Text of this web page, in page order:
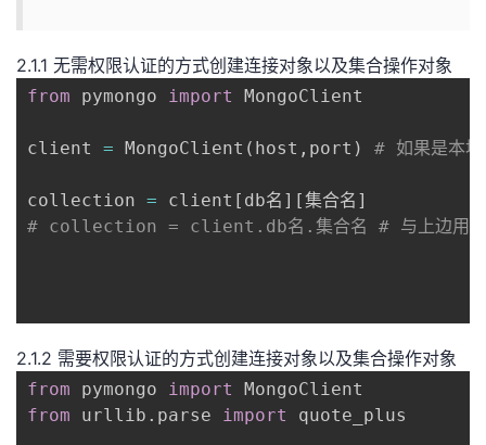
发
堂
课
的
我
Programs
的
我
术
云
2.1.1 无需权限认证的方式创建连接对象以及集合操作对象
from pymongo import MongoClient
client = MongoClient ( host , port ) # 如果是本
collection = client [ db名 ] [集合名 ]
# collection = client.db名.集合名 # 与上边用法
2.1.2 需要权限认证的方式创建连接对象以及集合操作对象
from pymongo import
from urllib . parse import quote_plus